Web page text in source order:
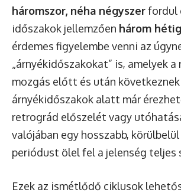
háromszor, néha négyszerfordul
időszakok jellemzően három hétig
érdemes figyelembe venni az
„árnyékidőszakokat” is, amelyek
mozgás előtt és után következnek
árnyékidőszakok alatt már
retrográd előszelét vagy
valójában egy hosszabb,
periódust ölel fel a jelenség teljes
Ezek az ismétlődő ciklusok